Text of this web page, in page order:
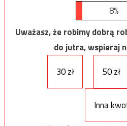
8%
Uważasz, że robimy dobrą
do jutra, wspieraj
30 zł
50 zł
Inna